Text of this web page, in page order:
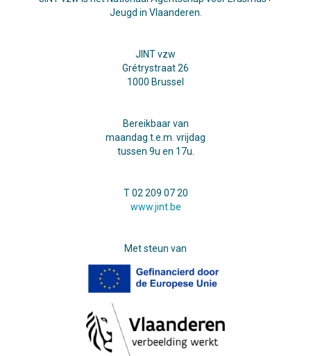
Jeugd in Vlaanderen.
JINT vzw
Grétrystraat 26
1000 Brussel
Bereikbaar van
maandag t.e.m. vrijdag
tussen 9u en 17u.
T 02 209 07 20
www.jint.be
Met steun van